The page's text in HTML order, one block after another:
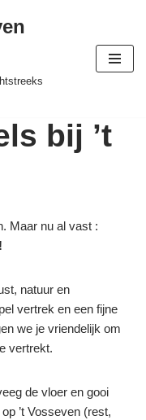
bij ’t
Maar nu al vast :
natuur en
vertrek en een fijne
we je vriendelijk om
vertrekt.
de vloer en gooi
’t Vosseven (rest,